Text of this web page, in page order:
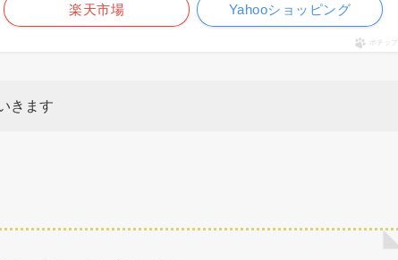
楽天市場 Yahooショッピング
ポチップ
きます